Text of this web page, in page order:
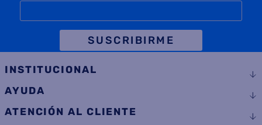
SUSCRIBIRME
INSTITUCIONAL
AYUDA
ATENCIÓN AL CLIENTE